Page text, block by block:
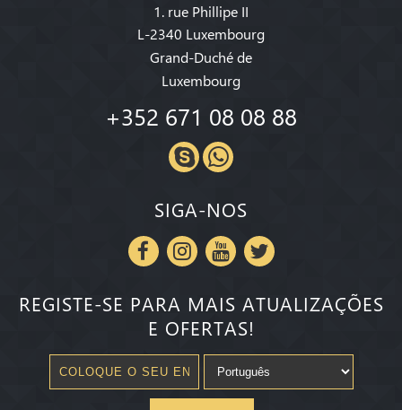
1. rue Phillipe II
L-2340 Luxembourg
Grand-Duché de
Luxembourg
+352 671 08 08 88
SIGA-NOS
REGISTE-SE PARA MAIS ATUALIZAÇÕES
E OFERTAS!